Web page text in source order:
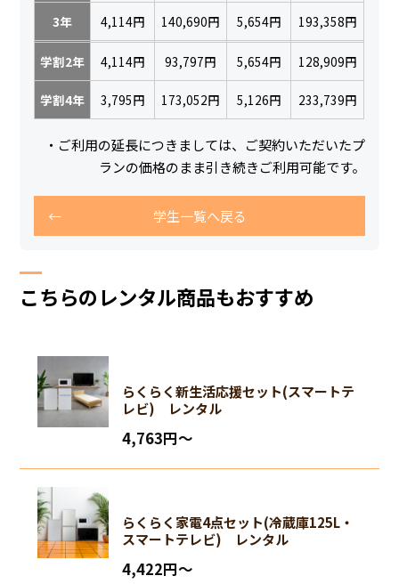
3年 4,114円 140,690円 5,654円 193,358円
学割2年 4,114円 93,797円 5,654円 128,909円
学割4年 3,795円 173,052円 5,126円 233,739円
・ご利用の延長につきましては、ご契約いただいたプ
ランの価格のまま引き続きご利用可能です。
学生一覧へ戻る
こちらのレンタル商品もおすすめ
らくらく新生活応援セット(スマートテ
レビ) レンタル
4,763円〜
らくらく家電4点セット(冷蔵庫125L・
スマートテレビ) レンタル
4,422円〜